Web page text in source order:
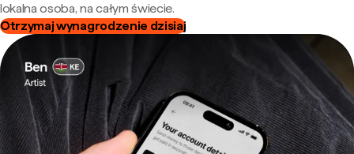
lokalna osoba, na całym świecie.
Otrzymaj wynagrodzenie dzisiaj